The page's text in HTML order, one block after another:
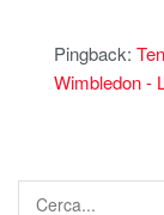
Pingback:
Wimbledon -